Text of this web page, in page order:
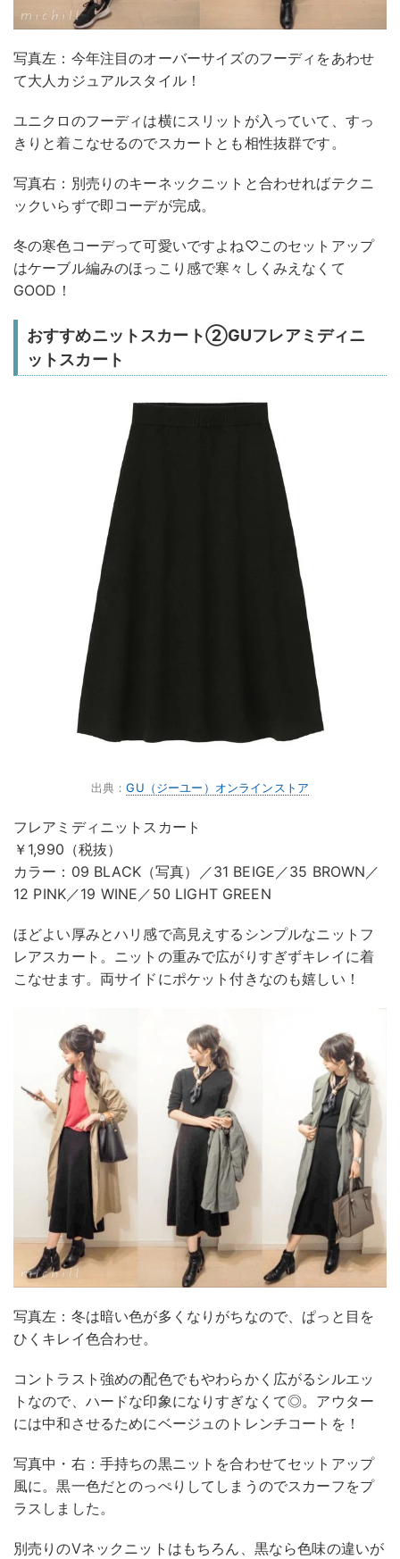
写真左：今年注目のオーバーサイズのフーディをあわせ
て大人カジュアルスタイル！
ユニクロのフーディは横にスリットが入っていて、すっ
きりと着こなせるのでスカートとも相性抜群です。
写真右：別売りのキーネックニットと合わせればテクニ
ックいらずで即コーデが完成。
冬の寒色コーデって可愛いですよね♡このセットアップ
はケーブル編みのほっこり感で寒々しくみえなくて
GOOD！
おすすめニットスカート②GUフレアミディニ
ットスカート
出典：GU（ジーユー）オンラインストア
フレアミディニットスカート
￥1,990（税抜）
カラー：09 BLACK（写真）／31 BEIGE／35 BROWN／
12 PINK／19 WINE／50 LIGHT GREEN
ほどよい厚みとハリ感で高見えするシンプルなニットフ
レアスカート。ニットの重みで広がりすぎずキレイに着
こなせます。両サイドにポケット付きなのも嬉しい！
写真左：冬は暗い色が多くなりがちなので、ぱっと目を
ひくキレイ色合わせ。
コントラスト強めの配色でもやわらかく広がるシルエッ
トなので、ハードな印象になりすぎなくて◎。アウター
には中和させるためにベージュのトレンチコートを！
写真中・右：手持ちの黒ニットを合わせてセットアップ
風に。黒一色だとのっぺりしてしまうのでスカーフをプ
ラスしました。
別売りのVネックニットはもちろん、黒なら色味の違いが